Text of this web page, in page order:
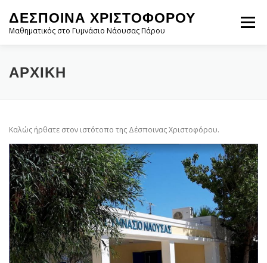
στο
περιεχόμενο
ΔΈΣΠΟΙΝΑ ΧΡΙΣΤΟΦΌΡΟΥ
Μαθηματικός στο Γυμνάσιο Νάουσας Πάρου
Μενού
ΑΡΧΙΚΉ
ΑΡΧΙΚΉ
Καλώς ήρθατε στον ιστότοπο της Δέσποινας Χριστοφόρου.